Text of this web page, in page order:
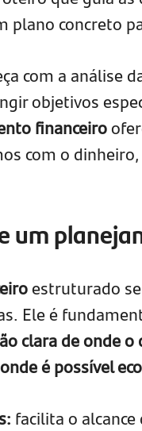
plano concreto
com a análise
objetivos
financeiro
com o
um
estruturado
Ele é
clara de onde
é possível
facilita o